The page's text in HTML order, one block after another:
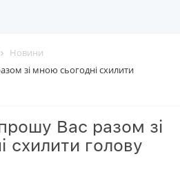
Новини
зі мною сьогодні схилити
Вас разом зі
схилити голову